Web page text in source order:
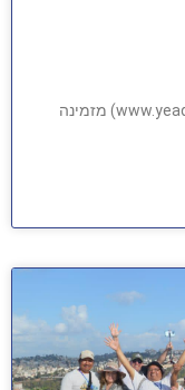
יעדים טיולים פרטיים זקס (www.yeadimtours.com) מזמינה